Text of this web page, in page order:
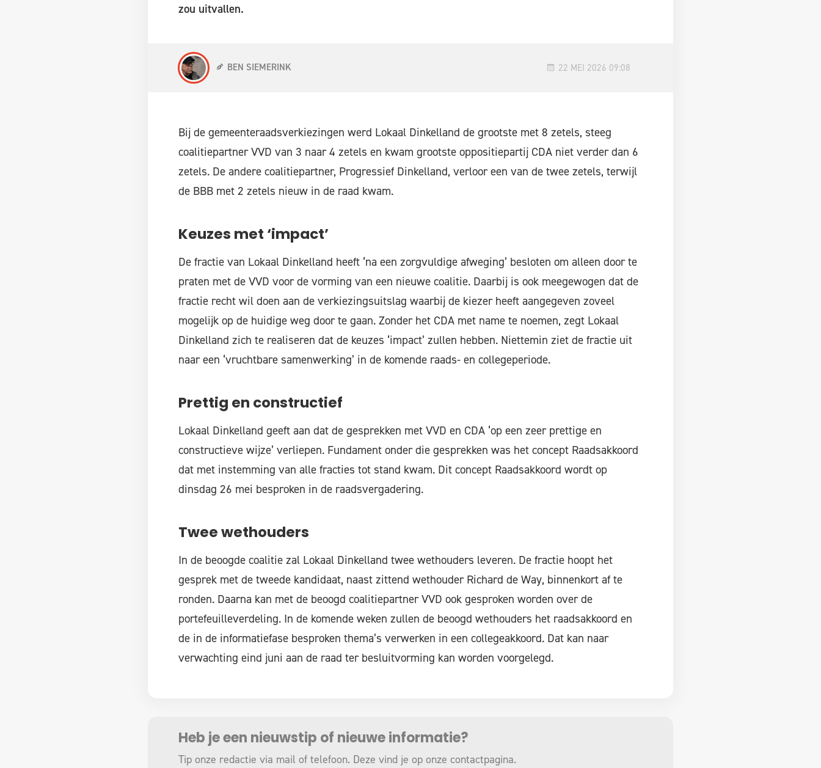
zou uitvallen.
BEN SIEMERINK 22 MEI 2026 09:08
Bij de gemeenteraadsverkiezingen werd Lokaal Dinkelland de grootste met 8 zetels, steeg
coalitiepartner VVD van 3 naar 4 zetels en kwam grootste oppositiepartij CDA niet verder dan 6
zetels. De andere coalitiepartner, Progressief Dinkelland, verloor een van de twee zetels, terwijl
de BBB met 2 zetels nieuw in de raad kwam.
Keuzes met ‘impact’
De fractie van Lokaal Dinkelland heeft ‘na een zorgvuldige afweging’ besloten om alleen door te
praten met de VVD voor de vorming van een nieuwe coalitie. Daarbij is ook meegewogen dat de
fractie recht wil doen aan de verkiezingsuitslag waarbij de kiezer heeft aangegeven zoveel
mogelijk op de huidige weg door te gaan. Zonder het CDA met name te noemen, zegt Lokaal
Dinkelland zich te realiseren dat de keuzes ‘impact’ zullen hebben. Niettemin ziet de fractie uit
naar een ‘vruchtbare samenwerking’ in de komende raads- en collegeperiode.
Prettig en constructief
Lokaal Dinkelland geeft aan dat de gesprekken met VVD en CDA ‘op een zeer prettige en
constructieve wijze’ verliepen. Fundament onder die gesprekken was het concept Raadsakkoord
dat met instemming van alle fracties tot stand kwam. Dit concept Raadsakkoord wordt op
dinsdag 26 mei besproken in de raadsvergadering.
Twee wethouders
In de beoogde coalitie zal Lokaal Dinkelland twee wethouders leveren. De fractie hoopt het
gesprek met de tweede kandidaat, naast zittend wethouder Richard de Way, binnenkort af te
ronden. Daarna kan met de beoogd coalitiepartner VVD ook gesproken worden over de
portefeuilleverdeling. In de komende weken zullen de beoogd wethouders het raadsakkoord en
de in de informatiefase besproken thema’s verwerken in een collegeakkoord. Dat kan naar
verwachting eind juni aan de raad ter besluitvorming kan worden voorgelegd.
Heb je een nieuwstip of nieuwe informatie?
Tip onze redactie via mail of telefoon. Deze vind je op onze contactpagina.